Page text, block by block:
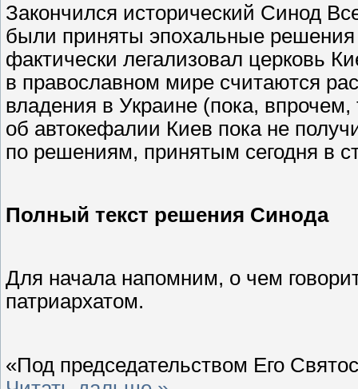
Закончился исторический Синод
были приняты эпохальные решения
фактически легализовал церковь
в православном мире считаются
владения в Украине (пока,
об автокефалии Киев пока не
по решениям, принятым сегодня в
Полный текст решения Синода
Для начала напомним, о чем
патриархатом.
«Под председательством Его